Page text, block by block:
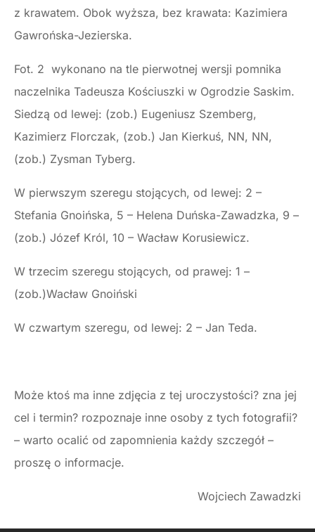
z krawatem. Obok wyższa, bez krawata: Kazimiera
Gawrońska-Jezierska.
Fot. 2 wykonano na tle pierwotnej wersji pomnika
naczelnika Tadeusza Kościuszki w Ogrodzie Saskim.
Siedzą od lewej: (zob.) Eugeniusz Szemberg,
Kazimierz Florczak, (zob.) Jan Kierkuś, NN, NN,
(zob.) Zysman Tyberg.
W pierwszym szeregu stojących, od lewej: 2 –
Stefania Gnoińska, 5 – Helena Duńska-Zawadzka, 9 –
(zob.) Józef Król, 10 – Wacław Korusiewicz.
W trzecim szeregu stojących, od prawej: 1 –
(zob.)Wacław Gnoiński
W czwartym szeregu, od lewej: 2 – Jan Teda.
Może ktoś ma inne zdjęcia z tej uroczystości? zna jej
cel i termin? rozpoznaje inne osoby z tych fotografii?
– warto ocalić od zapomnienia każdy szczegół –
proszę o informacje.
Wojciech Zawadzki